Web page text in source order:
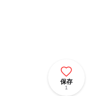
保存
1